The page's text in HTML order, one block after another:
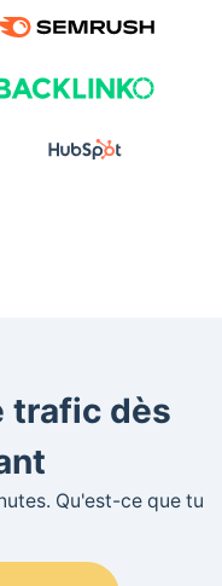
trafic dès
Qu'est-ce que tu